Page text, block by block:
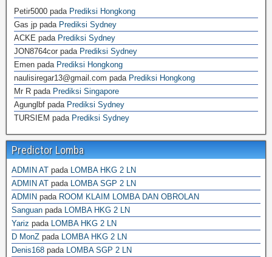
Petir5000 pada Prediksi Hongkong
Gas jp pada Prediksi Sydney
ACKE pada Prediksi Sydney
JON8764cor pada Prediksi Sydney
Emen pada Prediksi Hongkong
naulisiregar13@gmail.com pada Prediksi Hongkong
Mr R pada Prediksi Singapore
Agunglbf pada Prediksi Sydney
TURSIEM pada Prediksi Sydney
Predictor Lomba
ADMIN AT pada LOMBA HKG 2 LN
ADMIN AT pada LOMBA SGP 2 LN
ADMIN pada ROOM KLAIM LOMBA DAN OBROLAN
Sanguan pada LOMBA HKG 2 LN
Yariz pada LOMBA HKG 2 LN
D MonZ pada LOMBA HKG 2 LN
Denis168 pada LOMBA SGP 2 LN